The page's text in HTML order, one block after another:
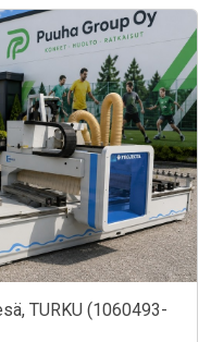
TURKU (1060493-